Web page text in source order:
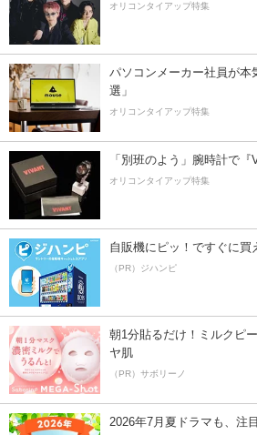
オリコンタイアップ特集
パソコンメーカー社員が本
選」
オリコンタイアップ特集
「別班のよう」腕時計で
オリコンタイアップ特集
自販機にピッ！ですぐに買
（PR）ジハンピ
朝1分貼るだけ！ミルクピ
ヤ肌
（PR）サボリーノ
2026年7月夏ドラマも、注